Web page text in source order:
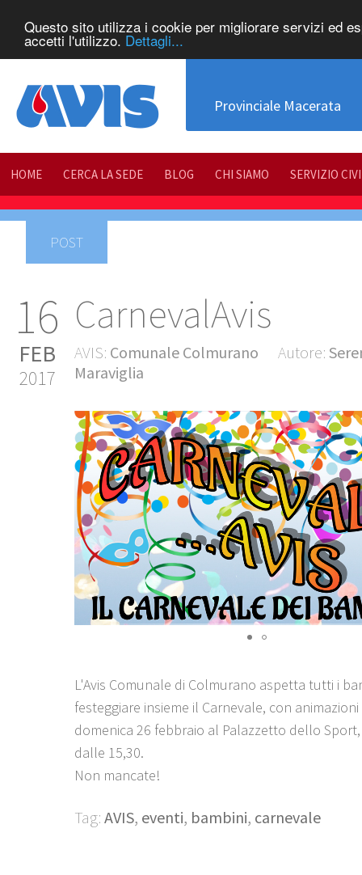
Questo sito utilizza i cookie per migliorare servizi ed
accetti l'utilizzo. Dettagli...
Provinciale Macerata
HOME CERCA LA SEDE BLOG CHI SIAMO SERVIZIO
POST
16
FEB
2017
CarnevalAvis
AVIS: Comunale Colmurano Autore:
Maraviglia
L'Avis Comunale di Colmurano aspetta tutti i
festeggiare insieme il Carnevale, con animazioni
domenica 26 febbraio al Palazzetto dello
dalle 15,30.
Non mancate!
Tag: AVIS, eventi, bambini, carnevale